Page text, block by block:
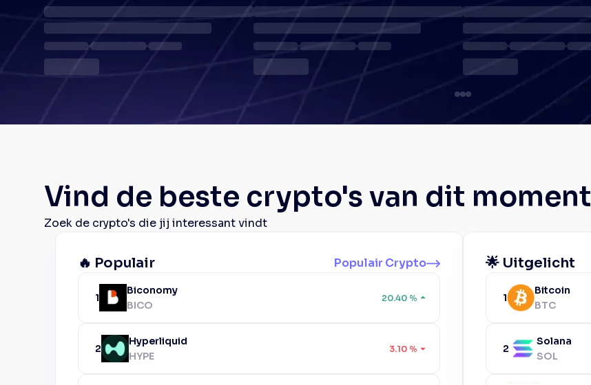
Vind de beste crypto's van dit moment
Zoek de crypto's die jij interessant vindt
🔥 Populair Populair Crypto
1
Biconomy
BICO
20.40 %
2
Hyperliquid
HYPE
3.10 %
🌟 Uitgelicht
1
Bitcoin
BTC
2
Solana
SOL